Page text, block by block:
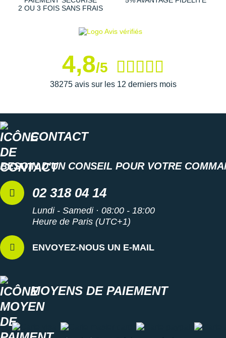
2 OU 3 FOIS SANS FRAIS
4,8/5
38275 avis sur les 12 derniers mois
CONTACT
BESOIN D'UN CONSEIL POUR VOTRE
02 318 04 14
Lundi - Samedi · 08:00 - 18:00
Heure de Paris (UTC+1)
ENVOYEZ-NOUS UN E-MAIL
MOYENS DE PAIEMENT
Carte visa Carte master card Carte paypal Carte